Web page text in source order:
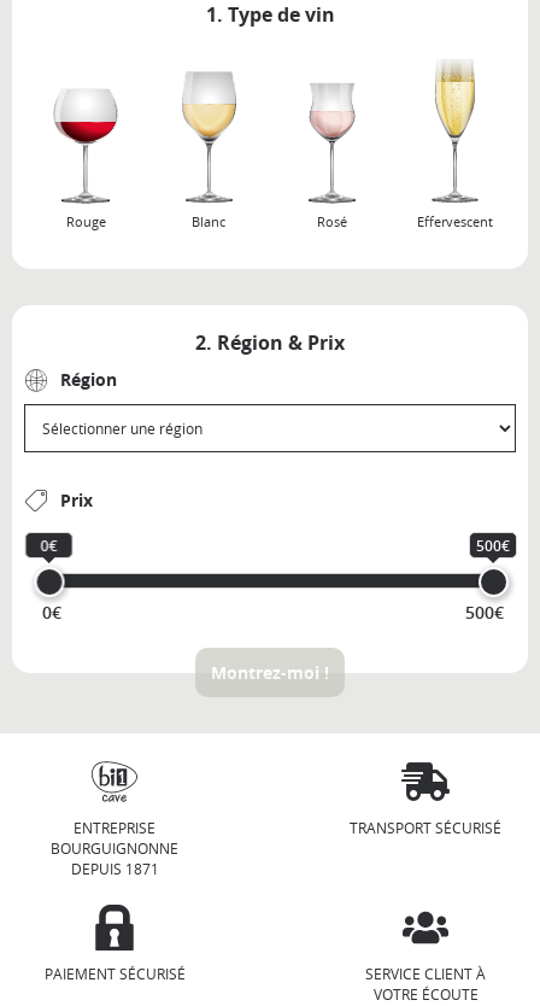
1. Type de vin
Rouge Blanc Rosé Effervescent
2. Région & Prix
Région
Prix
0€ 500€
0€ 500€
Montrez-moi !
ENTREPRISE
BOURGUIGNONNE
DEPUIS 1871
TRANSPORT SÉCURISÉ
PAIEMENT SÉCURISÉ
SERVICE CLIENT À
VOTRE ÉCOUTE